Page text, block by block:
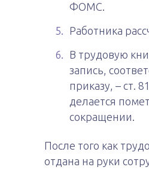
ФОМС.
Работника
В трудовую
запись,
приказу, – ст.
делается
сокращении.
После того как
отдана на руки